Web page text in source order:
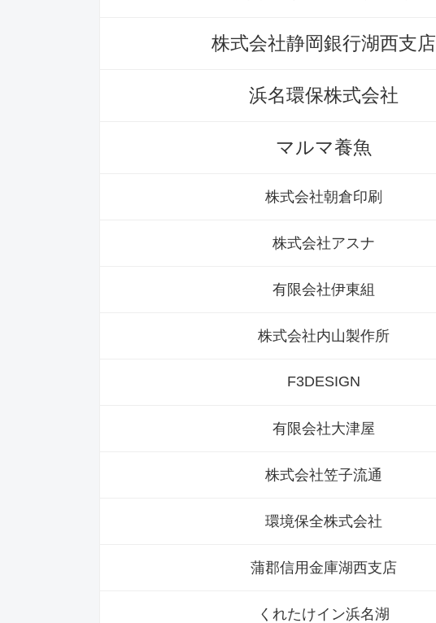
株式会社静岡銀行湖西支店
浜名環保株式会社
マルマ養魚
株式会社朝倉印刷
株式会社アスナ
有限会社伊東組
株式会社内山製作所
F3DESIGN
有限会社大津屋
株式会社笠子流通
環境保全株式会社
蒲郡信用金庫湖西支店
くれたけイン浜名湖